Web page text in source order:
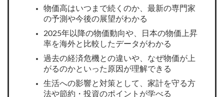
物価高はいつまで続くのか、最新の専門家
の予測や今後の展望がわかる
2025年以降の物価動向や、日本の物価上昇
率を海外と比較したデータがわかる
過去の経済危機との違いや、なぜ物価が上
がるのかといった原因が理解できる
生活への影響と対策として、家計を守る方
法や節約・投資のポイントが学べる